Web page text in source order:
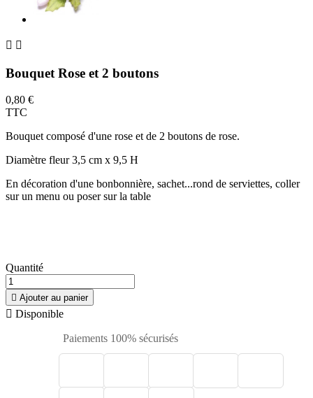
 
Bouquet Rose et 2 boutons
0,80 €
TTC
Bouquet composé d'une rose et de 2 boutons de rose.
Diamètre fleur 3,5 cm x 9,5 H
En décoration d'une bonbonnière, sachet...rond de serviettes, coller
sur un menu ou poser sur la table
Quantité
 Ajouter au panier
 Disponible
Paiements 100% sécurisés